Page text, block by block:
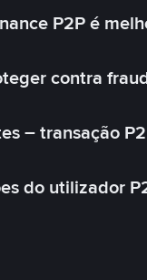
P2P é
contra
– transação
do utilizador